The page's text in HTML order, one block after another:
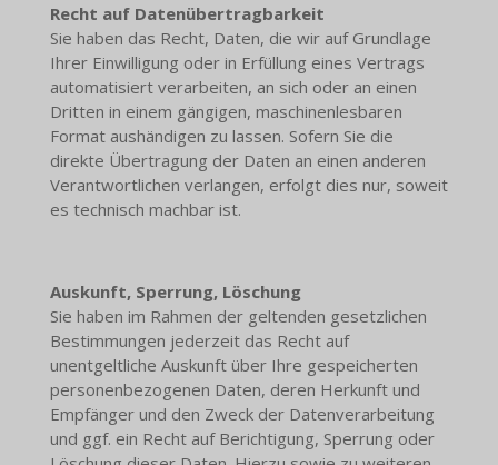
Recht auf Datenübertragbarkeit
Sie haben das Recht, Daten, die wir auf Grundlage
Ihrer Einwilligung oder in Erfüllung eines Vertrags
automatisiert verarbeiten, an sich oder an einen
Dritten in einem gängigen, maschinenlesbaren
Format aushändigen zu lassen. Sofern Sie die
direkte Übertragung der Daten an einen anderen
Verantwortlichen verlangen, erfolgt dies nur, soweit
es technisch machbar ist.
Auskunft, Sperrung, Löschung
Sie haben im Rahmen der geltenden gesetzlichen
Bestimmungen jederzeit das Recht auf
unentgeltliche Auskunft über Ihre gespeicherten
personenbezogenen Daten, deren Herkunft und
Empfänger und den Zweck der Datenverarbeitung
und ggf. ein Recht auf Berichtigung, Sperrung oder